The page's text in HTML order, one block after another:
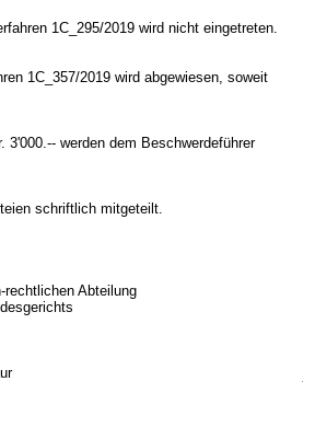
1C_295/2019 wird nicht eingetreten.
1C_357/2019 wird abgewiesen, soweit
3'000.-- werden dem Beschwerdeführer
schriftlich mitgeteilt.
rechtlichen Abteilung